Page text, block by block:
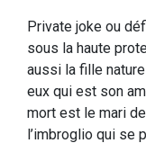
Private joke ou
sous la haute
aussi la fille
eux qui est son
mort est le mari
l’imbroglio qui se